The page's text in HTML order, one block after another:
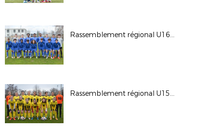
Rassemblement régional U16G - Phase finale 2022
Rassemblement régional U15F - Phase finale 2022